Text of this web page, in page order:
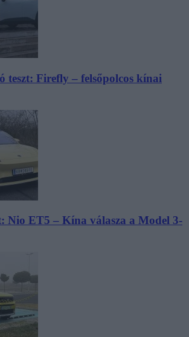
teszt: Firefly – felsőpolcos kínai
Nio ET5 – Kína válasza a Model 3-